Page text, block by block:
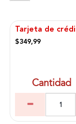
Tarjeta de
$349,99
Cantidad